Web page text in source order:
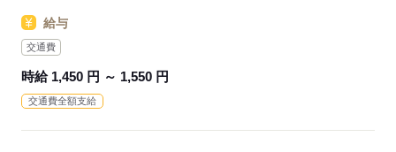
◎オンコール対応なし※提携機関が対応
・仕事を家に持ち帰らなくて良いので精神的にも体力的にも負
◎母体安心
・有料、サ高住、GH、在宅介護の事業と拠点を展開
給与
交通費
時給 1,450 円 ～ 1,550 円
交通費全額支給